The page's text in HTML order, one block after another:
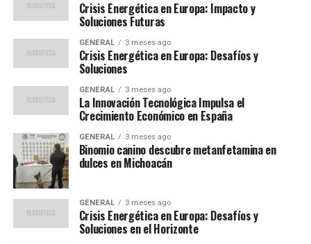
crucial.
El ministro de Turismo, José Luis Martínez-Almeida,
destacó que
“España se ha consolidado como un
destino seguro y atractivo para los turistas
internacionales, gracias a los esfuerzos conjuntos
de las administraciones y el sector privado.”
Impacto Económico y Social
El impacto económico del turismo en España es
significativo. Según un informe de Exceltur, el sector
turístico contribuyó con un 12% al PIB del país en
2023, generando millones de empleos directos e
Crisis Energética en Europa: Impacto y
Soluciones Futuras
GENERAL 3 meses ago
Crisis Energética en Europa: Desafíos y
Soluciones
GENERAL 3 meses ago
La Innovación Tecnológica Impulsa el
Crecimiento Económico en España
GENERAL 3 meses ago
Binomio canino descubre metanfetamina en
dulces en Michoacán
GENERAL 3 meses ago
Crisis Energética en Europa: Desafíos y
Soluciones en el Horizonte